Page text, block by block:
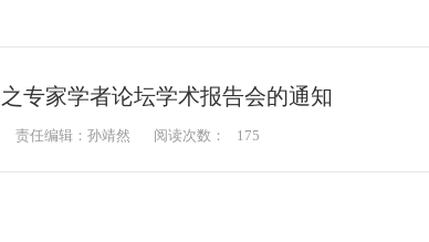
专家学者论坛学术报告会的通知
责任编辑：孙靖然 阅读次数： 175